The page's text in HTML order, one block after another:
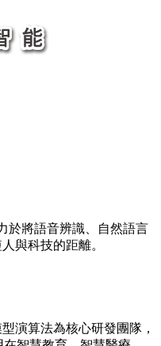
於將語音辨識、自然語言
與科技的距離。
演算法為核心研發團隊，